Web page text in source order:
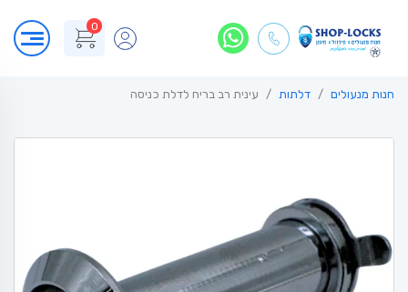
0
חנות מנעולים דלתות עינית רב בריח לדלת כניסה